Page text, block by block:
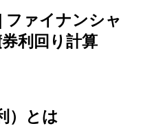
ファイナンシャ
利回り計算
）とは